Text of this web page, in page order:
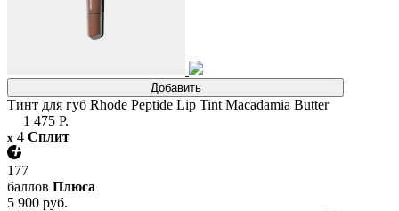
Добавить
Тинт для губ Rhode Peptide Lip Tint Macadamia Butter
1 475 Р.
x 4 Сплит
177
баллов Плюса
5 900 руб.